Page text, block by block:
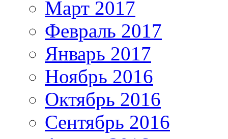
Март 2017
Февраль 2017
Январь 2017
Ноябрь 2016
Октябрь 2016
Сентябрь 2016